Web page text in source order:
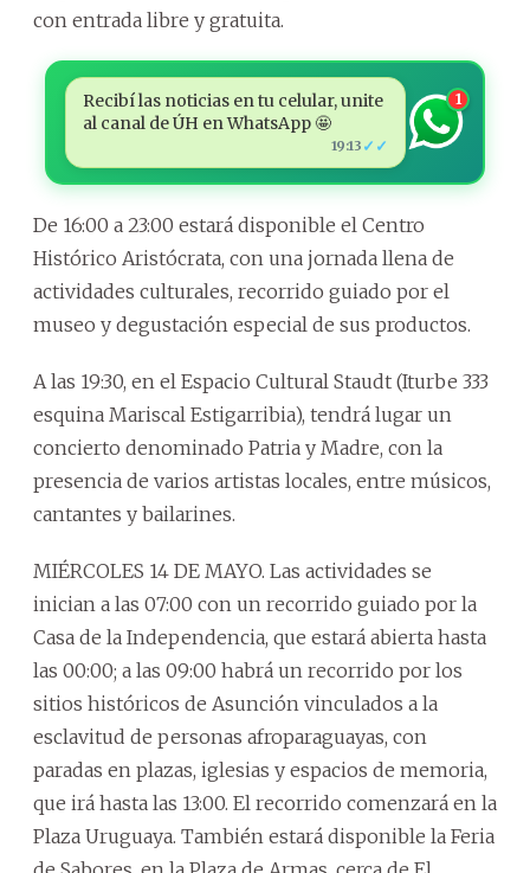
con entrada libre y gratuita.
Recibí las noticias en tu celular, unite
al canal de ÚH en WhatsApp 🤩
19:13 ✓✓
1
De 16:00 a 23:00 estará disponible el Centro
Histórico Aristócrata, con una jornada llena de
actividades culturales, recorrido guiado por el
museo y degustación especial de sus productos.
A las 19:30, en el Espacio Cultural Staudt (Iturbe 333
esquina Mariscal Estigarribia), tendrá lugar un
concierto denominado Patria y Madre, con la
presencia de varios artistas locales, entre músicos,
cantantes y bailarines.
MIÉRCOLES 14 DE MAYO. Las actividades se
inician a las 07:00 con un recorrido guiado por la
Casa de la Independencia, que estará abierta hasta
las 00:00; a las 09:00 habrá un recorrido por los
sitios históricos de Asunción vinculados a la
esclavitud de personas afroparaguayas, con
paradas en plazas, iglesias y espacios de memoria,
que irá hasta las 13:00. El recorrido comenzará en la
Plaza Uruguaya. También estará disponible la Feria